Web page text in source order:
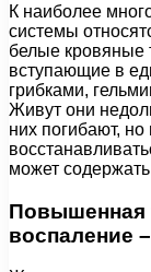
К наиболее
системы
белые кровяные
вступающие в
грибками,
Живут они
них погибают,
может
Повышенная
воспаление